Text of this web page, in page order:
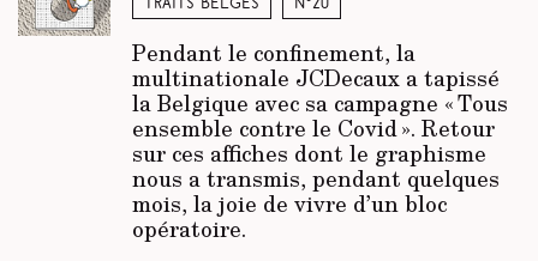
Traits belges N°20
Pendant le confinement, la
multinationale JCDecaux a tapissé
la Belgique avec sa campagne « Tous
ensemble contre le Covid ». Retour
sur ces affiches dont le graphisme
nous a transmis, pendant quelques
mois, la joie de vivre d’un bloc
opératoire.